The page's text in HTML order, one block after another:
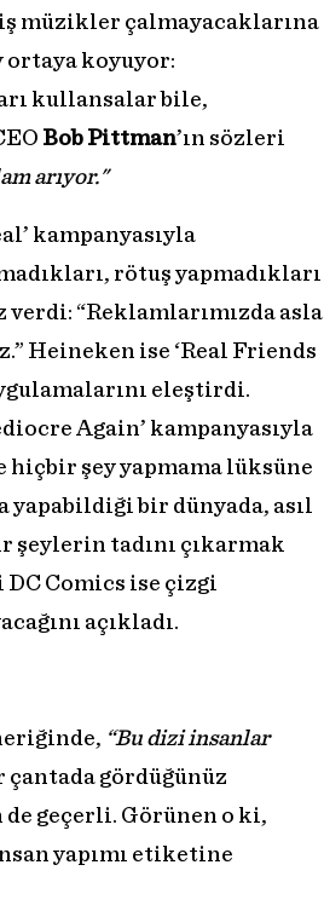
müzikler çalmayacaklarına
ortaya koyuyor:
kullansalar bile,
Bob Pittman’ın sözleri
arıyor."
kampanyasıyla
rötuş yapmadıkları
“Reklamlarımızda asla
Heineken ise ‘Real Friends
eleştirdi.
Again’ kampanyasıyla
hiçbir şey yapmama lüksüne
yapabildiği bir dünyada, asıl
şeylerin tadını çıkarmak
Comics ise çizgi
açıkladı.
“Bu dizi insanlar
çantada gördüğünüz
geçerli. Görünen o ki,
yapımı etiketine